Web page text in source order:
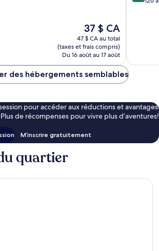
Le
prix
est
de
37 $ CA
37 $ CA
47 $ CA au total
(taxes et frais compris)
Du 16 août au 17 août
des hébergements semblables
pour accéder aux réductions et avantages
de récompenses pour vivre plus d’aventures!
M’inscrire gratuitement
quartier